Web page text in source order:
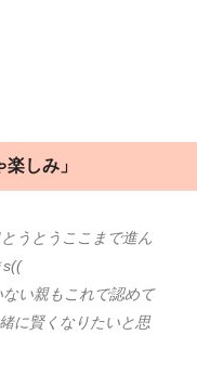
しみ」
うとうここまで進ん
s((
い親もこれで認めて
に賢くなりたいと思